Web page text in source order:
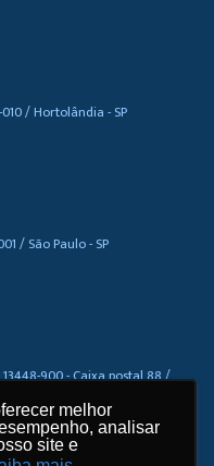
melhor
analisar
site e
melhor
analisar
site e
/ Hortolândia - SP
/ São Paulo - SP
900 - Caixa postal 88 /